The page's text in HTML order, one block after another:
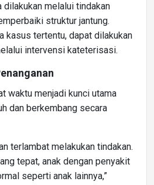
dilakukan melalui tindakan
struktur jantung.
kasus tertentu, dapat dilakukan
intervensi kateterisasi.
waktu menjadi kunci utama
dan berkembang secara
terlambat melakukan tindakan.
tepat, anak dengan penyakit
seperti anak lainnya,”